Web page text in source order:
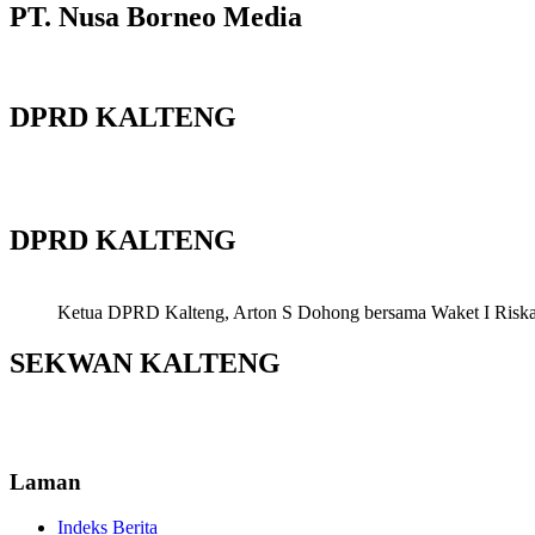
PT. Nusa Borneo Media
DPRD KALTENG
DPRD KALTENG
Ketua DPRD Kalteng, Arton S Dohong bersama Waket I
SEKWAN KALTENG
Laman
Indeks Berita